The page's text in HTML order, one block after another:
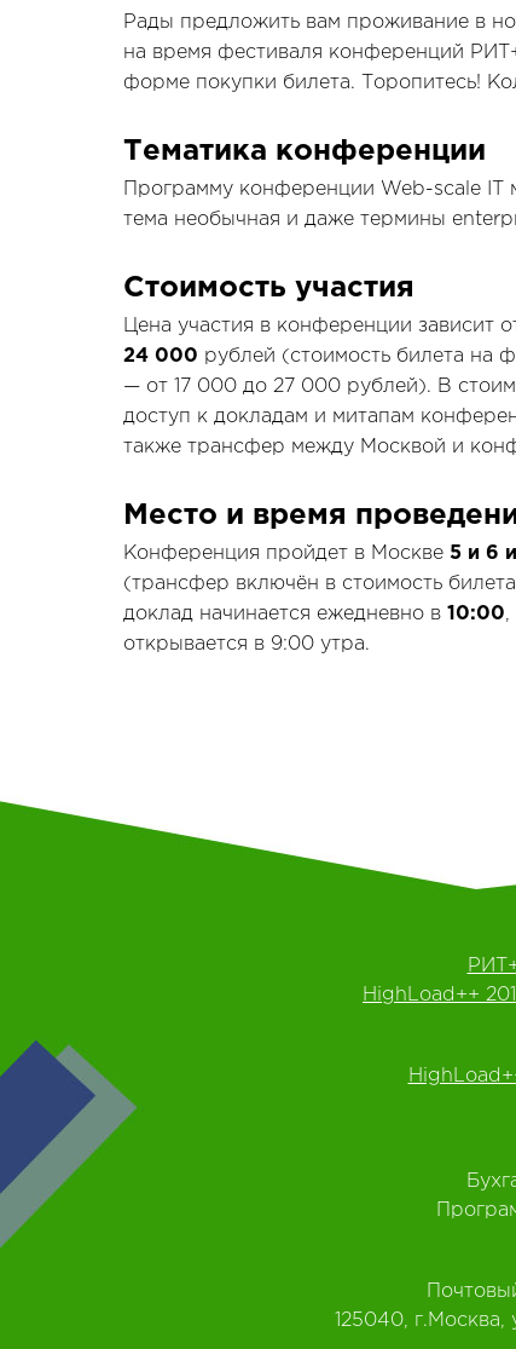
Рады предложить вам проживание в
на время фестиваля конференций
форме покупки билета.
Торопитесь!
Тематика конференции
Программу конференции Web-scale
тема необычная и даже термины
Стоимость участия
Цена участия в конференции зависит
24 000 рублей (стоимость билета на
— от 17 000 до 27 000 рублей). В
доступ к докладам и митапам
также трансфер между Москвой и
Место и время
Конференция пройдет в Москве 5 и 6
(трансфер включён в стоимость
доклад начинается ежедневно в 10:00,
открывается в 9:00 утра.
HighLoad++
125040,